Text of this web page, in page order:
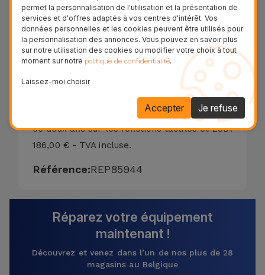
- LCD avec couleurs déformées;
- Écran noir;
- Affichage endommagé;
- Touchez Non calibré ou Ne répond pas.
Nous réparons votre écran Xiaomi Mi 10 en
seulement 20 minutes. La garantie de
remplacement de la vitre du Xiaomi Mi 10 est
de deux ans sur les fonctions tactiles et LCD.
186,00 € - TVA incluse.
Référence:REP85944
Réparez votre équipement
maintenant !
Découvrez et venez dans l’un de nos plus de 28
magasins au Belgique
permet la personnalisation de l'utilisation et la présentation de
services et d'offres adaptés à vos centres d'intérêt. Vos
données personnelles et les cookies peuvent être utilisés pour
la personnalisation des annonces. Vous pouvez en savoir plus
sur notre utilisation des cookies ou modifier votre choix à tout
moment sur notre politique de confidentialité.
Laissez-moi choisir
Je refuse
Accepter